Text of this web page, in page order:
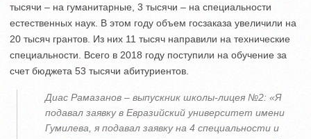
тысячи – на гуманитарные, 3 тысячи – на специальности
естественных наук. В этом году объем госзаказа увеличили на
20 тысяч грантов. Из них 11 тысяч направили на технические
специальности. Всего в 2018 году поступили на обучение за
счет бюджета 53 тысячи абитуриентов.
Диас Рамазанов – выпускник школы-лицея №2: «Я
подавал заявку в Евразийский университет имени
Гумилева, я подавал заявку на 4 специальности и